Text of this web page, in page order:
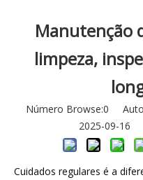
Manutenção
limpeza,
Número Browse:0
2025-09-16
Cuidados regulares é a